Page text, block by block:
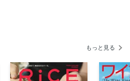
もっと見る